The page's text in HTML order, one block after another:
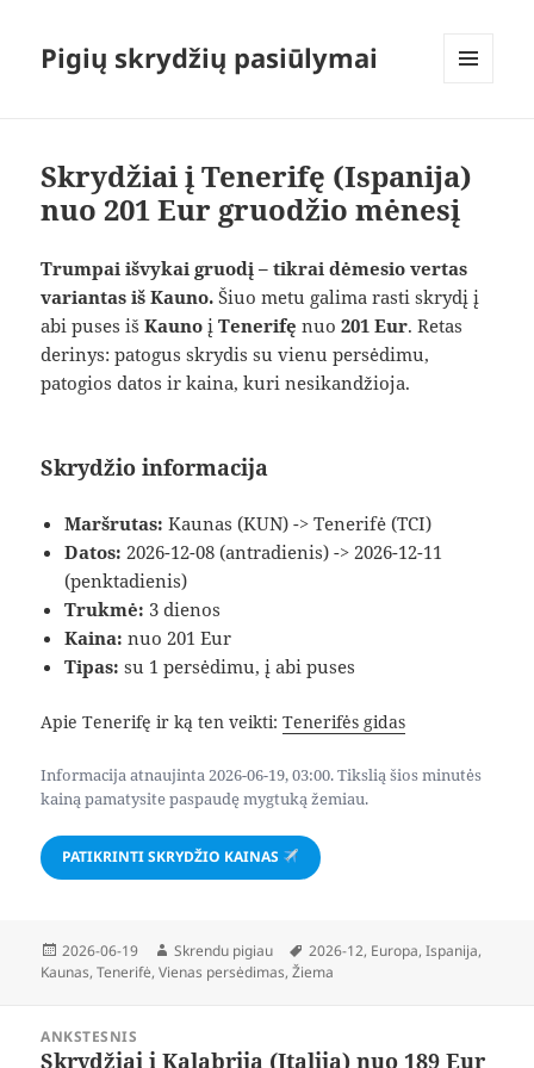
Pigių skrydžių pasiūlymai
Skrydžiai į Tenerifę (Ispanija)
nuo 201 Eur gruodžio mėnesį
Trumpai išvykai gruodį – tikrai dėmesio vertas
variantas iš Kauno. Šiuo metu galima rasti skrydį į
abi puses išKauno įTenerifę nuo201 Eur. Retas
derinys: patogus skrydis su vienu persėdimu,
patogios datos ir kaina, kuri nesikandžioja.
Skrydžio informacija
Maršrutas: Kaunas (KUN) -> Tenerifė (TCI)
Datos: 2026-12-08 (antradienis) -> 2026-12-11
(penktadienis)
Trukmė: 3 dienos
Kaina: nuo 201 Eur
Tipas: su 1 persėdimu, į abi puses
Apie Tenerifę ir ką ten veikti:Tenerifės gidas
Informacija atnaujinta 2026-06-19, 03:00. Tikslią šios minutės
kainą pamatysite paspaudę mygtuką žemiau.
PATIKRINTI SKRYDŽIO KAINAS
Paskelbta
2026-06-19 Autorius
Skrendu pigiau Žymos
2026-12, Europa,Ispanija,
Kaunas,Tenerifė,Vienas persėdimas,Žiema
ANKSTESNIS
Ankstesnis
Skrydžiai į Kalabriją (Italija) nuo 189 Eur